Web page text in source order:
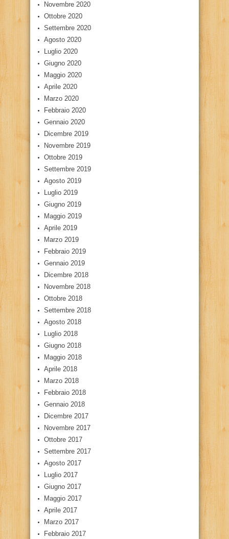
Novembre 2020
Ottobre 2020
Settembre 2020
Agosto 2020
Luglio 2020
Giugno 2020
Maggio 2020
Aprile 2020
Marzo 2020
Febbraio 2020
Gennaio 2020
Dicembre 2019
Novembre 2019
Ottobre 2019
Settembre 2019
Agosto 2019
Luglio 2019
Giugno 2019
Maggio 2019
Aprile 2019
Marzo 2019
Febbraio 2019
Gennaio 2019
Dicembre 2018
Novembre 2018
Ottobre 2018
Settembre 2018
Agosto 2018
Luglio 2018
Giugno 2018
Maggio 2018
Aprile 2018
Marzo 2018
Febbraio 2018
Gennaio 2018
Dicembre 2017
Novembre 2017
Ottobre 2017
Settembre 2017
Agosto 2017
Luglio 2017
Giugno 2017
Maggio 2017
Aprile 2017
Marzo 2017
Febbraio 2017